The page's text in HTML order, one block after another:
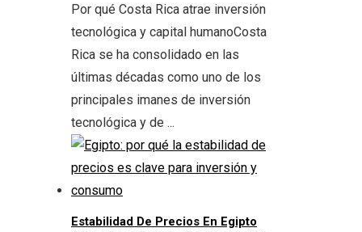
Por qué Costa Rica atrae inversión
tecnológica y capital humanoCosta
Rica se ha consolidado en las
últimas décadas como uno de los
principales imanes de inversión
tecnológica y de ...
Estabilidad De Precios En Egipto